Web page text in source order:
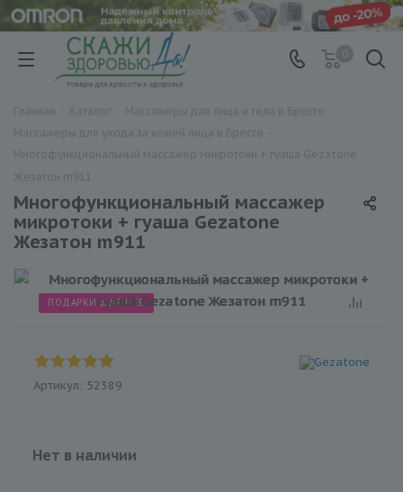
Многофункциональный массажер
микротоки + гуаша Gezatone
Жезатон m911
ПОДАРКИ ДЛЯ НЕЕ
Артикул: 52389
Нет в наличии